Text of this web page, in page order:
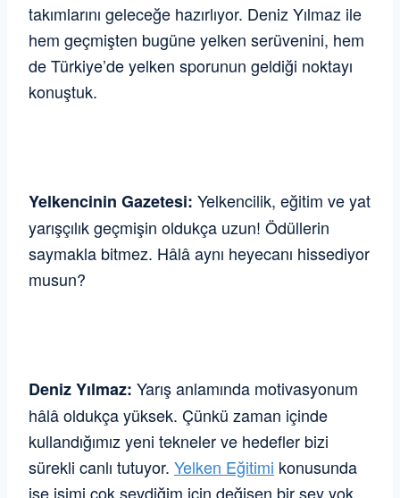
takımlarını geleceğe hazırlıyor. Deniz Yılmaz ile
hem geçmişten bugüne yelken serüvenini, hem
de Türkiye’de yelken sporunun geldiği noktayı
konuştuk.
Yelkencinin Gazetesi: Yelkencilik, eğitim ve yat
yarışçılık geçmişin oldukça uzun! Ödüllerin
saymakla bitmez. Hâlâ aynı heyecanı hissediyor
musun?
Deniz Yılmaz: Yarış anlamında motivasyonum
hâlâ oldukça yüksek. Çünkü zaman içinde
kullandığımız yeni tekneler ve hedefler bizi
sürekli canlı tutuyor. Yelken Eğitimi konusunda
ise işimi çok sevdiğim için değişen bir şey yok.